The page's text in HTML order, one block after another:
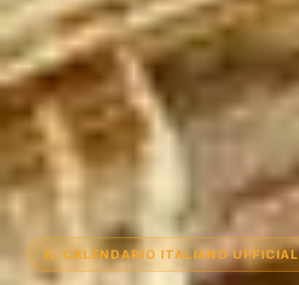
IL CALENDARIO ITALIANO